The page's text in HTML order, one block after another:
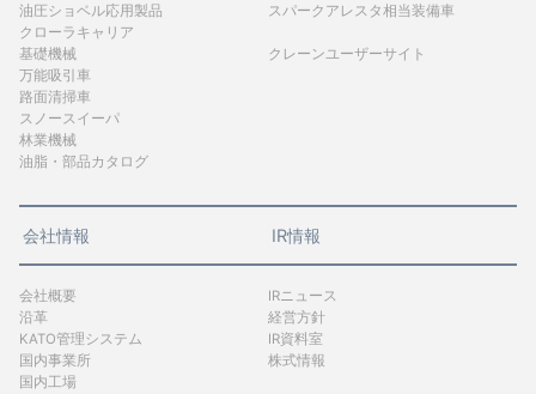
油圧ショベル応用製品
クローラキャリア
基礎機械
万能吸引車
路面清掃車
スノースイーパ
林業機械
油脂・部品カタログ
スパークアレスタ相当装備車
クレーンユーザーサイト
会社情報
会社概要
沿革
KATO管理システム
国内事業所
国内工場
IR情報
IRニュース
経営方針
IR資料室
株式情報